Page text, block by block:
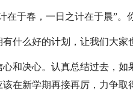
在于春，一日之计在于晨”。
什么好的计划，让我们大家
和决心。认真总结过去，
在新学期再接再厉，力争取